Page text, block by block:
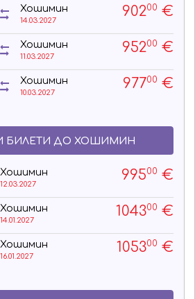
Хошимин
14.03.2027
90200 €
Хошимин
11.03.2027
95200 €
Хошимин
10.03.2027
97700 €
БИЛЕТИ ДО ХОШИМИН
Хошимин
12.03.2027
99500 €
Хошимин
14.01.2027
104300 €
Хошимин
16.01.2027
105300 €